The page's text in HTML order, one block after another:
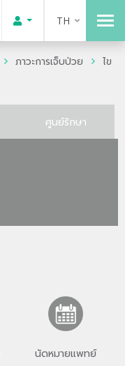
TH
ภาวะการเจ็บป่วย
ไข
ศูนย์รักษา
นัดหมายแพทย์